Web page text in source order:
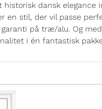
dansk elegance
en stil, der vil passe
på træ/alu. Og
i én fantastisk